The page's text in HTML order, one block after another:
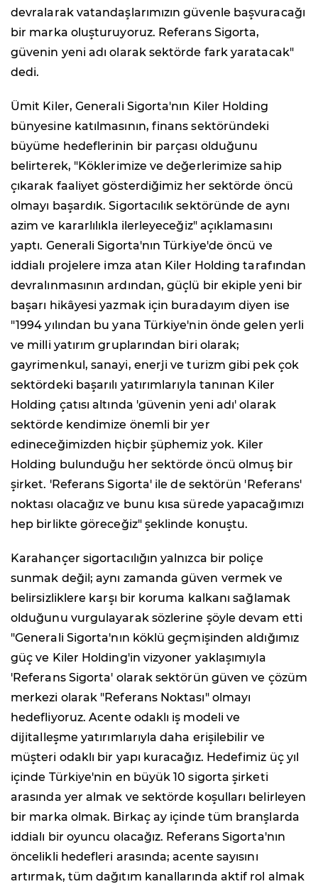
devralarak vatandaşlarımızın güvenle başvuracağı
bir marka oluşturuyoruz. Referans Sigorta,
güvenin yeni adı olarak sektörde fark yaratacak"
dedi.
Ümit Kiler, Generali Sigorta'nın Kiler Holding
bünyesine katılmasının, finans sektöründeki
büyüme hedeflerinin bir parçası olduğunu
belirterek, "Köklerimize ve değerlerimize sahip
çıkarak faaliyet gösterdiğimiz her sektörde öncü
olmayı başardık. Sigortacılık sektöründe de aynı
azim ve kararlılıkla ilerleyeceğiz" açıklamasını
yaptı. Generali Sigorta'nın Türkiye'de öncü ve
iddialı projelere imza atan Kiler Holding tarafından
devralınmasının ardından, güçlü bir ekiple yeni bir
başarı hikâyesi yazmak için buradayım diyen ise
"1994 yılından bu yana Türkiye'nin önde gelen yerli
ve milli yatırım gruplarından biri olarak;
gayrimenkul, sanayi, enerji ve turizm gibi pek çok
sektördeki başarılı yatırımlarıyla tanınan Kiler
Holding çatısı altında 'güvenin yeni adı' olarak
sektörde kendimize önemli bir yer
edineceğimizden hiçbir şüphemiz yok. Kiler
Holding bulunduğu her sektörde öncü olmuş bir
şirket. 'Referans Sigorta' ile de sektörün 'Referans'
noktası olacağız ve bunu kısa sürede yapacağımızı
hep birlikte göreceğiz" şeklinde konuştu.
Karahançer sigortacılığın yalnızca bir poliçe
sunmak değil; aynı zamanda güven vermek ve
belirsizliklere karşı bir koruma kalkanı sağlamak
olduğunu vurgulayarak sözlerine şöyle devam etti
"Generali Sigorta'nın köklü geçmişinden aldığımız
güç ve Kiler Holding'in vizyoner yaklaşımıyla
'Referans Sigorta' olarak sektörün güven ve çözüm
merkezi olarak "Referans Noktası" olmayı
hedefliyoruz. Acente odaklı iş modeli ve
dijitalleşme yatırımlarıyla daha erişilebilir ve
müşteri odaklı bir yapı kuracağız. Hedefimiz üç yıl
içinde Türkiye'nin en büyük 10 sigorta şirketi
arasında yer almak ve sektörde koşulları belirleyen
bir marka olmak. Birkaç ay içinde tüm branşlarda
iddialı bir oyuncu olacağız. Referans Sigorta'nın
öncelikli hedefleri arasında; acente sayısını
artırmak, tüm dağıtım kanallarında aktif rol almak